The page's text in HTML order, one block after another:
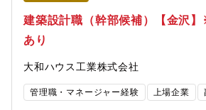
建築設計職（幹部候補）【金沢
あり
大和ハウス工業株式会社
管理職・マネージャー経験 上場企業